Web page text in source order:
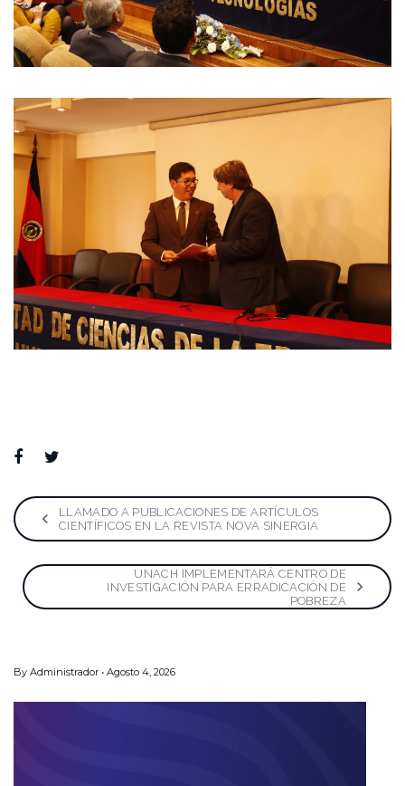
Facebook
Navegación
de
entradas
LLAMADO A PUBLICACIONES DE ARTÍCULOS
CIENTÍFICOS EN LA REVISTA NOVA SINERGIA
UNACH IMPLEMENTARÁ CENTRO DE
INVESTIGACIÓN PARA ERRADICACIÓN DE
POBREZA
By Administrador Agosto 4, 2026